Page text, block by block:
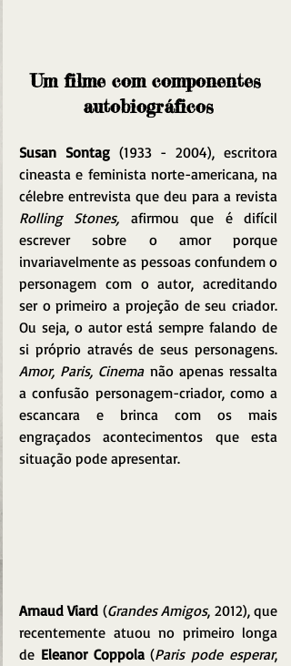
Um filme com componentes
autobiográficos
Susan Sontag (1933 - 2004), escritora
cineasta e feminista norte-americana, na
Rolling Stones, afirmou que é difícil
escrever sobre o amor porque
invariavelmente as pessoas confundem o
personagem com o autor, acreditando
ser o primeiro a projeção de seu criador.
Ou seja, o autor está sempre falando de
Amor, Paris, Cinema não apenas ressalta
a confusão personagem-criador, como a
escancara e brinca com os mais
engraçados acontecimentos que esta
situação pode apresentar.
Arnaud Viard (Grandes Amigos, 2012), que
recentemente atuou no primeiro longa
de Eleanor Coppola (Paris pode esperar,